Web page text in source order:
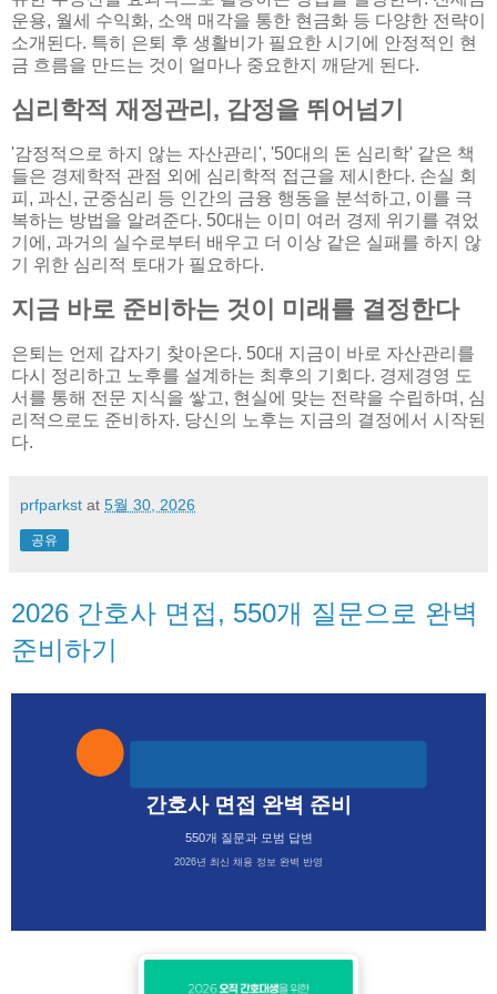
운용, 월세 수익화, 소액 매각을 통한 현금화 등 다양한 전략이
소개된다. 특히 은퇴 후 생활비가 필요한 시기에 안정적인 현
금 흐름을 만드는 것이 얼마나 중요한지 깨닫게 된다.
심리학적 재정관리, 감정을 뛰어넘기
'감정적으로 하지 않는 자산관리', '50대의 돈 심리학' 같은 책
들은 경제학적 관점 외에 심리학적 접근을 제시한다. 손실 회
피, 과신, 군중심리 등 인간의 금융 행동을 분석하고, 이를 극
복하는 방법을 알려준다. 50대는 이미 여러 경제 위기를 겪었
기에, 과거의 실수로부터 배우고 더 이상 같은 실패를 하지 않
기 위한 심리적 토대가 필요하다.
지금 바로 준비하는 것이 미래를 결정한다
은퇴는 언제 갑자기 찾아온다. 50대 지금이 바로 자산관리를
다시 정리하고 노후를 설계하는 최후의 기회다. 경제경영 도
서를 통해 전문 지식을 쌓고, 현실에 맞는 전략을 수립하며, 심
리적으로도 준비하자. 당신의 노후는 지금의 결정에서 시작된
다.
prfparkst at 5월 30, 2026
공유
2026 간호사 면접, 550개 질문으로 완벽
준비하기
간호사 면접 완벽 준비
550개 질문과 모범 답변
2026년 최신 채용 정보 완벽 반영